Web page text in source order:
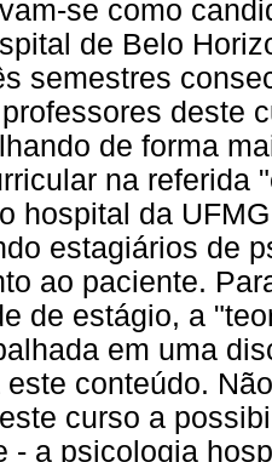
se como
de Belo
semestres
deste
de forma
na referida
hospital da
estagiários de
ao paciente.
de estágio, a
em uma
conteúdo.
curso a
- a psicologia